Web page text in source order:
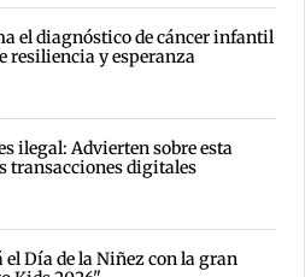
el diagnóstico de cáncer infantil
resiliencia y esperanza
ilegal: Advierten sobre esta
transacciones digitales
Día de la Niñez con la gran